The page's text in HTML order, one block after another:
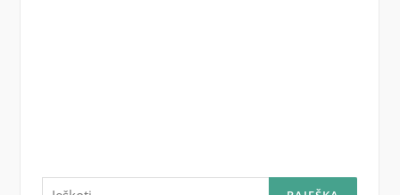
Ieškoti: